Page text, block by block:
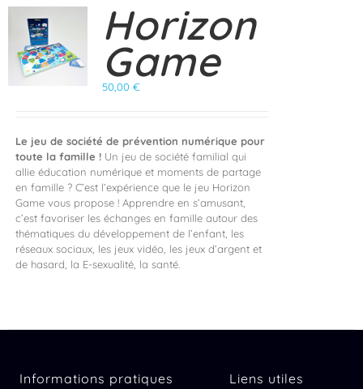
Horizon
Game
50,00 €
Le jeu de société de prévention numérique pour
toute la famille !Un jeu de société familial qui
allie éducation numérique et moments de partage
en famille ? C’est l’expérience que le jeu Horizon
Game vous propose ! Apprendre en s’amusant,
c’est favoriser les échanges en famille autour des
thématiques du développement de l’enfant, les
réseaux sociaux, les jeux vidéo, les jeux d’argent et
de hasard, la E-sexualité, la santé.
Liens utiles
Informations pratiques